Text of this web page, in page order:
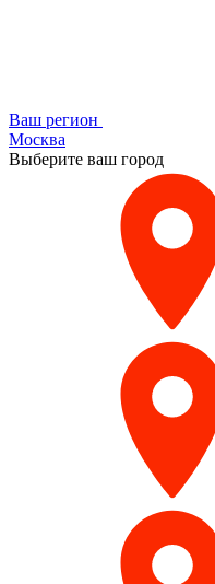
Ваш регион
Москва
Выберите ваш город